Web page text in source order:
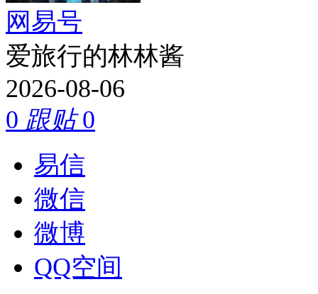
网易号
爱旅行的林林酱
2026-08-06
0 跟贴0
易信
微信
微博
QQ空间